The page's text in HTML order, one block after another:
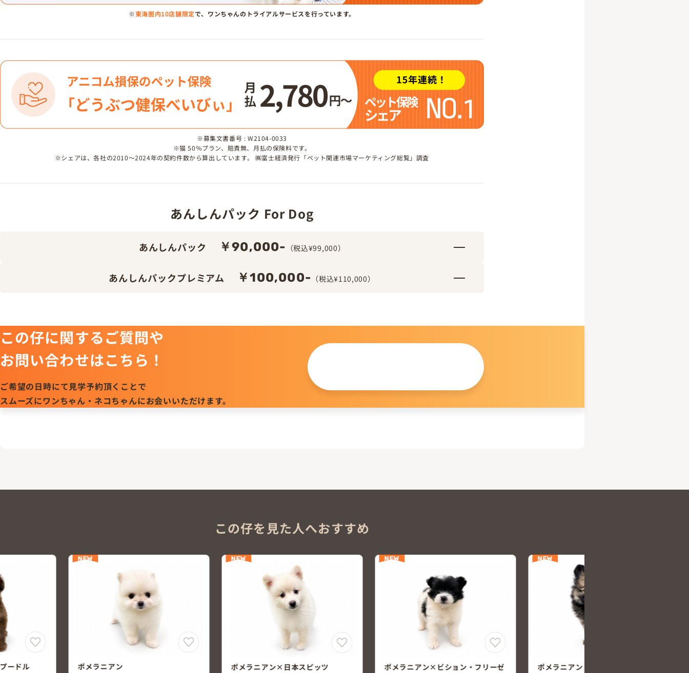
※東海圏内10店舗限定で、ワンちゃんのトライアルサービスを行っています。
※募集文書番号 : W2104-0033
※猫 50％プラン、賠責無、月払の保険料です。
※シェアは、各社の2010～2024年の契約件数から算出しています。 ㈱富士経済発行「ペット関連市場マーケティング総覧」調査
あんしんパック For Dog
あんしんパック ￥90,000- （税込¥99,000）
あんしんパックプレミアム ￥100,000- （税込¥110,000）
この仔に関するご質問や
お問い合わせはこちら！
ご希望の日時にて見学予約頂くことで
スムーズにワンちゃん・ネコちゃんにお会いいただけます。
この仔を見た人へおすすめ
メラニアン ポメラニアン×日本スピッツ ポメラニアン×ビション・フリーゼ ポメラニアン